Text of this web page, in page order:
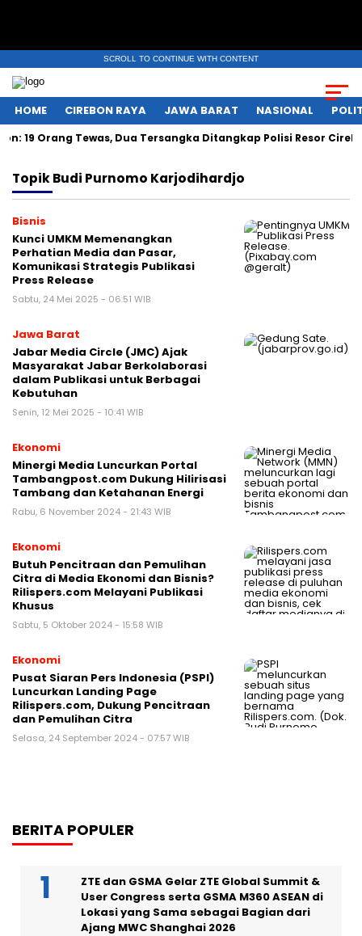
SCROLL TO CONTINUE WITH CONTENT
HOME CIREBON RAYA JAWA BARAT NASIONAL
19 Orang Tewas, Dua Tersangka Ditangkap Polisi Resor
TopikBudi Purnomo Karjodihardjo
Bisnis
Kunci UMKM Memenangkan
Perhatian Media dan Pasar,
Komunikasi Strategis Publikasi
Press Release
Sabtu, 24 Mei 2025 - 06:51 WIB
Jawa Barat
Jabar Media Circle (JMC) Ajak
Masyarakat Jabar Berkolaborasi
dalam Publikasi untuk Berbagai
Kebutuhan
Senin, 12 Mei 2025 - 10:41 WIB
Ekonomi
Minergi Media Luncurkan Portal
Tambangpost.com Dukung Hilirisasi
Tambang dan Ketahanan Energi
Rabu, 6 November 2024 - 21:43 WIB
Ekonomi
Butuh Pencitraan dan Pemulihan
Citra di Media Ekonomi dan Bisnis?
Rilispers.com Melayani Publikasi
Khusus
Sabtu, 5 Oktober 2024 - 15:58 WIB
Ekonomi
Pusat Siaran Pers Indonesia (PSPI)
Luncurkan Landing Page
Rilispers.com, Dukung Pencitraan
dan Pemulihan Citra
Selasa, 24 September 2024 - 07:57 WIB
BERITA POPULER
ZTE dan GSMA Gelar ZTE Global Summit &
User Congress serta GSMA M360 ASEAN di
Lokasi yang Sama sebagai Bagian dari
Ajang MWC Shanghai 2026